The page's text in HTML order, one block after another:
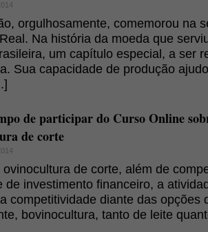
orgulhosamente, comemorou na
Na história da moeda que
um capítulo especial, a ser
Sua capacidade de produção
de participar do Curso Online
de corte
ovinocultura de corte, além de
de investimento financeiro, a
competitividade diante das opções
bovinocultura, tanto de leite